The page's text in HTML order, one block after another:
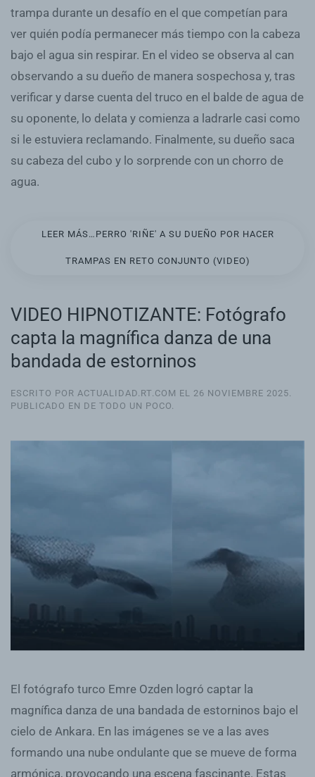
trampa durante un desafío en el que competían para
ver quién podía permanecer más tiempo con la cabeza
bajo el agua sin respirar. En el video se observa al can
observando a su dueño de manera sospechosa y, tras
verificar y darse cuenta del truco en el balde de agua de
su oponente, lo delata y comienza a ladrarle casi como
si le estuviera reclamando. Finalmente, su dueño saca
su cabeza del cubo y lo sorprende con un chorro de
agua.
LEER MÁS…PERRO 'RIÑE' A SU DUEÑO POR HACER
TRAMPAS EN RETO CONJUNTO (VIDEO)
VIDEO HIPNOTIZANTE: Fotógrafo
capta la magnífica danza de una
bandada de estorninos
ESCRITO POR ACTUALIDAD.RT.COM EL 26 NOVIEMBRE 2025
PUBLICADO EN DE TODO UN POCO
El fotógrafo turco Emre Ozden logró captar la
magnífica danza de una bandada de estorninos bajo el
cielo de Ankara. En las imágenes se ve a las aves
formando una nube ondulante que se mueve de forma
armónica, provocando una escena fascinante. Estas